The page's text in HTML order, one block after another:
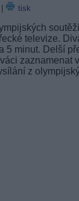
tisk
televize.
5 minut. Delší
zaznamenat
z